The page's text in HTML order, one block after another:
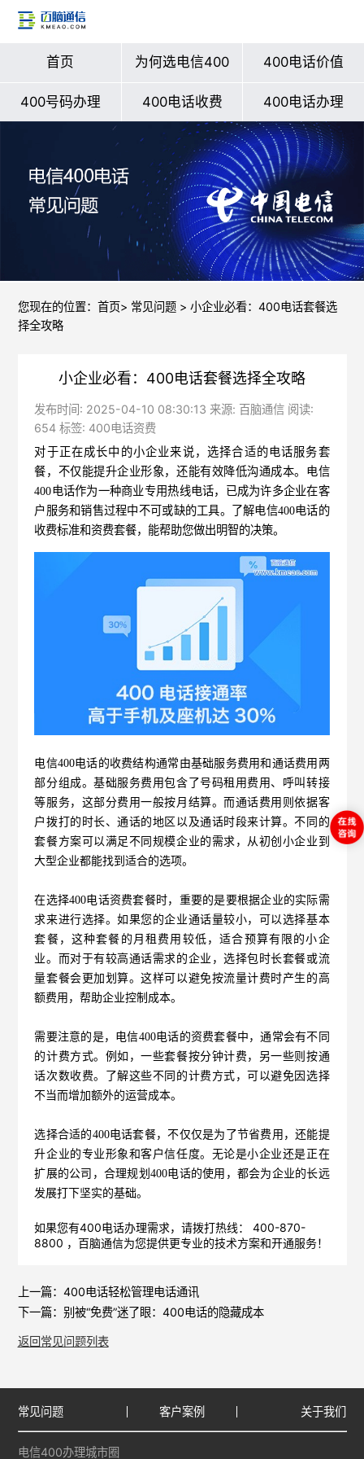
首页 为何选电信400 400电话价值
400号码办理 400电话收费 400电话办理
您现在的位置： 首页> 常见问题> 小企业必看：400电话套餐选
择全攻略
小企业必看：400电话套餐选择全攻略
发布时间: 2025-04-10 08:30:13 来源: 百脑通信 阅读:
654 标签: 400电话资费
对于正在成长中的小企业来说，选择合适的电话服务套
餐，不仅能提升企业形象，还能有效降低沟通成本。 电信
400电话作为一种商业专用热线电话，已成为许多企业在客
户服务和销售过程中不可或缺的工具。了解电信400电话的
收费标准和资费套餐，能帮助您做出明智的决策。
电信400电话的收费结构通常由基础服务费用和通话费用两
部分组成。基础服务费用包含了号码租用费用、呼叫转接
等服务，这部分费用一般按月结算。而通话费用则依据客
户拨打的时长、通话的地区以及通话时段来计算。不同的
套餐方案可以满足不同规模企业的需求，从初创小企业到
大型企业都能找到适合的选项。
在选择400电话资费套餐时，重要的是要根据企业的实际需
求来进行选择。如果您的企业通话量较小，可以选择基本
套餐，这种套餐的月租费用较低，适合预算有限的小企
业。而对于有较高通话需求的企业，选择包时长套餐或流
量套餐会更加划算。这样可以避免按流量计费时产生的高
额费用，帮助企业控制成本。
需要注意的是，电信400电话的资费套餐中，通常会有不同
的计费方式。例如，一些套餐按分钟计费，另一些则按通
话次数收费。了解这些不同的计费方式，可以避免因选择
不当而增加额外的运营成本。
选择合适的400电话套餐，不仅仅是为了节省费用，还能提
升企业的专业形象和客户信任度。无论是小企业还是正在
扩展的公司，合理规划400电话的使用，都会为企业的长远
发展打下坚实的基础。
如果您有400电话办理需求，请拨打热线： 400-870-
8800 ，百脑通信为您提供更专业的技术方案和开通服务！
上一篇： 400电话轻松管理电话通讯
下一篇： 别被“免费”迷了眼：400电话的隐藏成本
返回常见问题列表
常见问题 客户案例 关于我们
电信400办理城市圈